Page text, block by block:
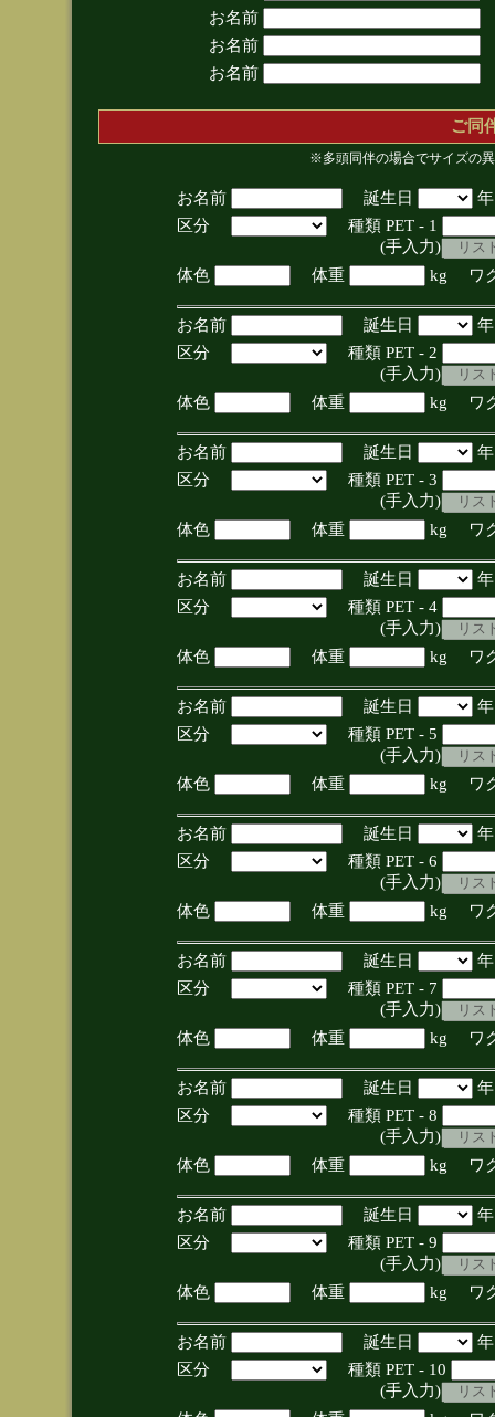
お名前
お名前
お名前
ご同
※多頭同伴の場合でサイズの
お名前 誕生日
区分
種類 PET - 1
(手入力)
体色
体重 kg ワ
お名前 誕生日
区分
種類 PET - 2
(手入力)
体色
体重 kg ワ
お名前 誕生日
区分
種類 PET - 3
(手入力)
体色
体重 kg ワ
お名前 誕生日
区分
種類 PET - 4
(手入力)
体色
体重 kg ワ
お名前 誕生日
区分
種類 PET - 5
(手入力)
体色
体重 kg ワ
お名前 誕生日
区分
種類 PET - 6
(手入力)
体色
体重 kg ワ
お名前 誕生日
区分
種類 PET - 7
(手入力)
体色
体重 kg ワ
お名前 誕生日
区分
種類 PET - 8
(手入力)
体色
体重 kg ワ
お名前 誕生日
区分
種類 PET - 9
(手入力)
体色
体重 kg ワ
お名前 誕生日
区分
種類 PET - 10
(手入力)